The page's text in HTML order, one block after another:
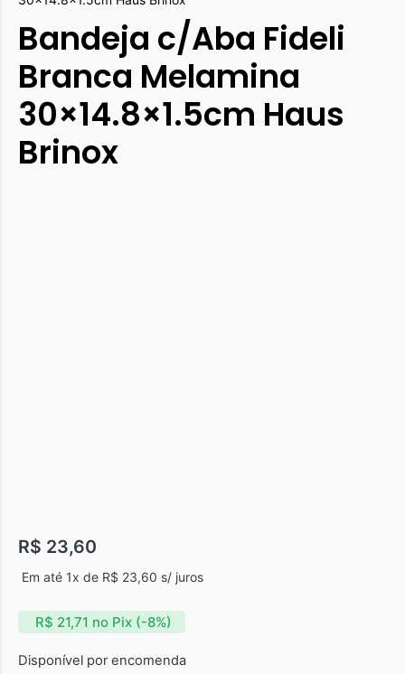
Bandeja c/Aba Fideli
Branca Melamina
30×14.8×1.5cm Haus
Brinox
R$ 23,60
Em até 1x de R$ 23,60 s/ juros
R$ 21,71 no Pix (-8%)
Disponível por encomenda